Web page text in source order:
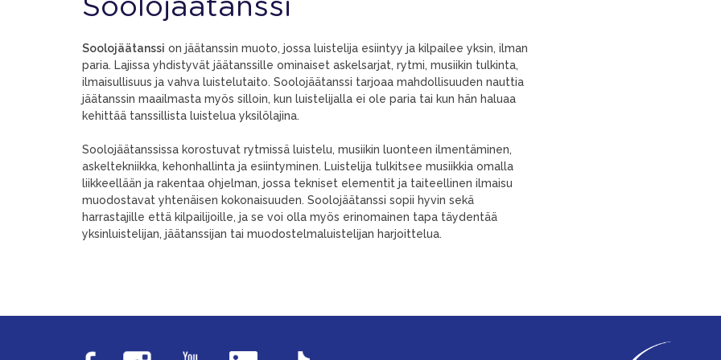
Soolojäätanssi
Soolojäätanssi on jäätanssin muoto, jossa luistelija esiintyy ja kilpailee yksin, ilman
paria. Lajissa yhdistyvät jäätanssille ominaiset askelsarjat, rytmi, musiikin tulkinta,
ilmaisullisuus ja vahva luistelutaito. Soolojäätanssi tarjoaa mahdollisuuden nauttia
jäätanssin maailmasta myös silloin, kun luistelijalla ei ole paria tai kun hän haluaa
kehittää tanssillista luistelua yksilölajina.
Soolojäätanssissa korostuvat rytmissä luistelu, musiikin luonteen ilmentäminen,
askeltekniikka, kehonhallinta ja esiintyminen. Luistelija tulkitsee musiikkia omalla
liikkeellään ja rakentaa ohjelman, jossa tekniset elementit ja taiteellinen ilmaisu
muodostavat yhtenäisen kokonaisuuden. Soolojäätanssi sopii hyvin sekä
harrastajille että kilpailijoille, ja se voi olla myös erinomainen tapa täydentää
yksinluistelijan, jäätanssijan tai muodostelmaluistelijan harjoittelua.